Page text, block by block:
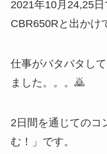
2021年10月24,25
CBR650Rと出かけ
仕事がバタバタし
ました。。。🙇
2日間を通じてのコ
む！」です。